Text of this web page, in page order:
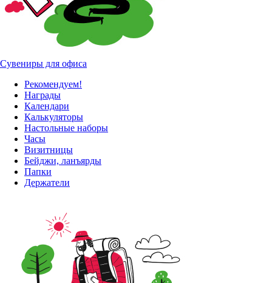
Сувениры для офиса
Рекомендуем!
Награды
Календари
Калькуляторы
Настольные наборы
Часы
Визитницы
Бейджи, ланъярды
Папки
Держатели